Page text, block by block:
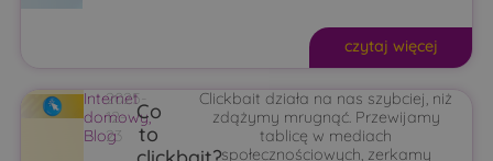
czytaj więcej
Internet
domowy,
Blog
2025-
12-
23
Co
to
clickbait?
Clickbait działa na nas szybciej, niż
zdążymy mrugnąć. Przewijamy
tablicę w mediach
społecznościowych, zerkamy